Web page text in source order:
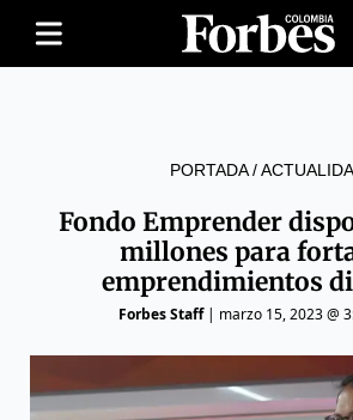
PORTADA/
Fondo Emprender
millones para
emprendimientos
Forbes Staff| marzo 15, 2023 @